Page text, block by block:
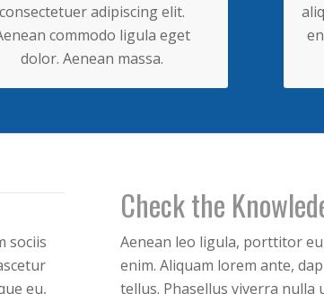
consectetuer adipiscing elit.
commodo ligula eget
dolor. Aenean massa.
sociis
eu,
Check the
Aenean leo ligula, porttitor
enim. Aliquam lorem ante,
tellus. Phasellus viverra nulla